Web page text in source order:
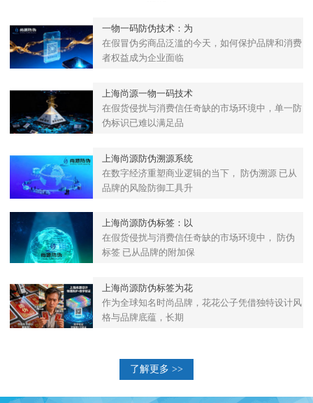
一物一码防伪技术：为
在假冒伪劣商品泛滥的今天，如何保护品牌和消费
者权益成为企业面临
上海尚源一物一码技术
在假货侵扰与消费信任奇缺的市场环境中，单一防
伪标识已难以满足品
上海尚源防伪溯源系统
在数字经济重塑商业逻辑的当下， 防伪溯源 已从
品牌的风险防御工具升
上海尚源防伪标签：以
在假货侵扰与消费信任奇缺的市场环境中， 防伪
标签 已从品牌的附加保
上海尚源防伪标签为花
作为全球知名时尚品牌，花花公子凭借独特设计风
格与品牌底蕴，长期
了解更多 >>